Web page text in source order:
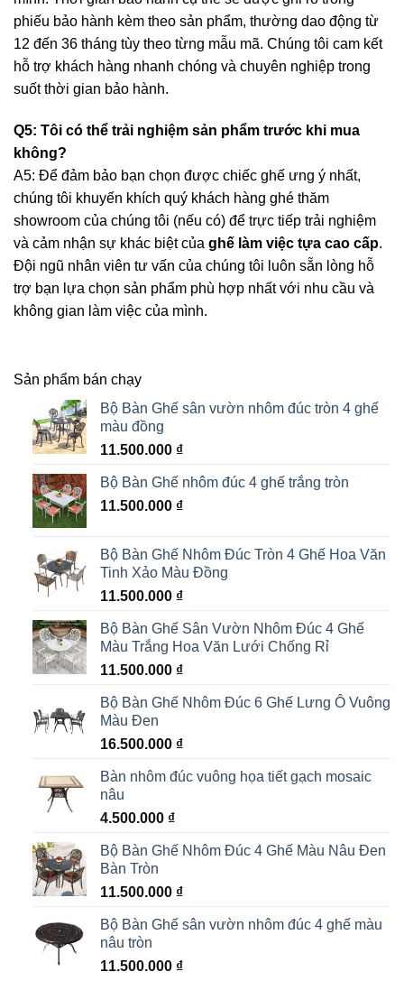
phiếu bảo hành kèm theo sản phẩm, thường dao động từ
12 đến 36 tháng tùy theo từng mẫu mã. Chúng tôi cam kết
hỗ trợ khách hàng nhanh chóng và chuyên nghiệp trong
suốt thời gian bảo hành.
Q5: Tôi có thể trải nghiệm sản phẩm trước khi mua
không?
A5: Để đảm bảo bạn chọn được chiếc ghế ưng ý nhất,
chúng tôi khuyến khích quý khách hàng ghé thăm
showroom của chúng tôi (nếu có) để trực tiếp trải nghiệm
và cảm nhận sự khác biệt của ghế làm việc tựa cao cấp.
Đội ngũ nhân viên tư vấn của chúng tôi luôn sẵn lòng hỗ
trợ bạn lựa chọn sản phẩm phù hợp nhất với nhu cầu và
không gian làm việc của mình.
Sản phẩm bán chạy
Bộ Bàn Ghế sân vườn nhôm đúc tròn 4 ghế
màu đồng
11.500.000 ₫
Bộ Bàn Ghế nhôm đúc 4 ghế trắng tròn
11.500.000 ₫
Bộ Bàn Ghế Nhôm Đúc Tròn 4 Ghế Hoa Văn
Tinh Xảo Màu Đồng
11.500.000 ₫
Bộ Bàn Ghế Sân Vườn Nhôm Đúc 4 Ghế
Màu Trắng Hoa Văn Lưới Chống Rỉ
11.500.000 ₫
Bộ Bàn Ghế Nhôm Đúc 6 Ghế Lưng Ô Vuông
Màu Đen
16.500.000 ₫
Bàn nhôm đúc vuông họa tiết gạch mosaic
nâu
4.500.000 ₫
Bộ Bàn Ghế Nhôm Đúc 4 Ghế Màu Nâu Đen
Bàn Tròn
11.500.000 ₫
Bộ Bàn Ghế sân vườn nhôm đúc 4 ghế màu
nâu tròn
11.500.000 ₫